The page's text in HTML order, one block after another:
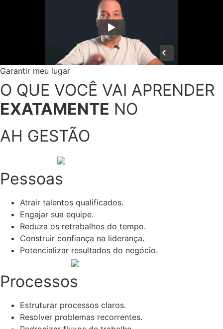
Garantir meu lugar
O QUE VOCÊ VAI APRENDER
EXATAMENTE NO
AH GESTÃO
Pessoas
Atrair talentos qualificados.
Engajar sua equipe.
Reduza os retrabalhos do tempo.
Construir confiança na liderança.
Potencializar resultados do negócio.
Processos
Estruturar processos claros.
Resolver problemas recorrentes.